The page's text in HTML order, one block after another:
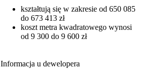
kształtują się w zakresie od 650 085
do 673 413 zł
koszt metra kwadratowego wynosi
od 9 300 do 9 600 zł
Informacja u dewelopera